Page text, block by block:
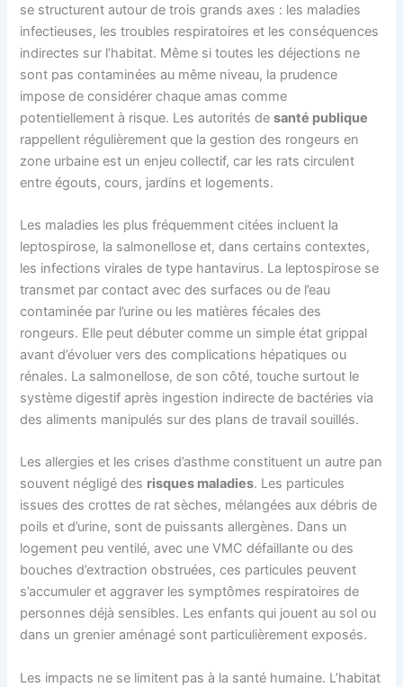
se structurent autour de trois grands axes : les maladies
infectieuses, les troubles respiratoires et les conséquences
indirectes sur l’habitat. Même si toutes les déjections ne
sont pas contaminées au même niveau, la prudence
impose de considérer chaque amas comme
potentiellement à risque. Les autorités desanté publique
rappellent régulièrement que la gestion des rongeurs en
zone urbaine est un enjeu collectif, car les rats circulent
entre égouts, cours, jardins et logements.
Les maladies les plus fréquemment citées incluent la
leptospirose, la salmonellose et, dans certains contextes,
les infections virales de type hantavirus. La leptospirose se
transmet par contact avec des surfaces ou de l’eau
contaminée par l’urine ou les matières fécales des
rongeurs. Elle peut débuter comme un simple état grippal
avant d’évoluer vers des complications hépatiques ou
rénales. La salmonellose, de son côté, touche surtout le
système digestif après ingestion indirecte de bactéries via
des aliments manipulés sur des plans de travail souillés.
Les allergies et les crises d’asthme constituent un autre pan
souvent négligé des risques maladies. Les particules
issues des crottes de rat sèches, mélangées aux débris de
poils et d’urine, sont de puissants allergènes. Dans un
logement peu ventilé, avec une VMC défaillante ou des
bouches d’extraction obstruées, ces particules peuvent
s’accumuler et aggraver les symptômes respiratoires de
personnes déjà sensibles. Les enfants qui jouent au sol ou
dans un grenier aménagé sont particulièrement exposés.
Les impacts ne se limitent pas à la santé humaine. L’habitat